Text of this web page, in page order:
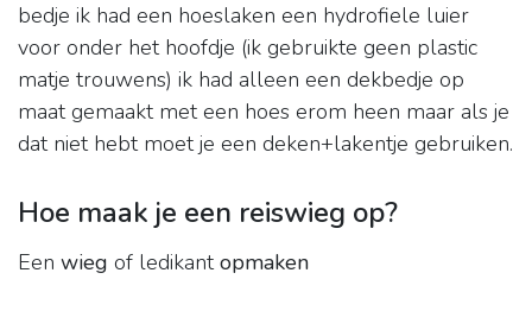
bedje ik had een hoeslaken een hydrofiele luier
voor onder het hoofdje (ik gebruikte geen plastic
matje trouwens) ik had alleen een dekbedje op
maat gemaakt met een hoes erom heen maar als je
dat niet hebt moet je een deken+lakentje gebruiken.
Hoe maak je een reiswieg op?
Een wieg of ledikantopmaken